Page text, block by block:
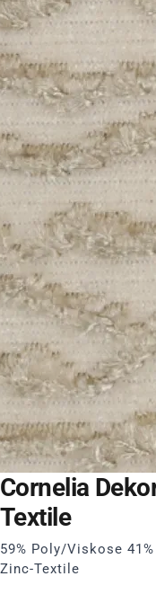
Cornelia
Textile
59% Poly/Viskose
Zinc-Textile